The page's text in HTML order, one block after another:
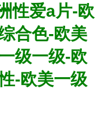
性爱a片-欧
合色-欧美
级一级-欧
-欧美一级